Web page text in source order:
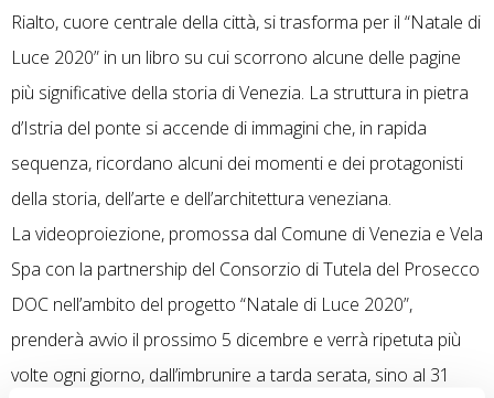
Rialto, cuore centrale della città, si trasforma per il “Natale di
Luce 2020” in un libro su cui scorrono alcune delle pagine
più significative della storia di Venezia. La struttura in pietra
d’Istria del ponte si accende di immagini che, in rapida
sequenza, ricordano alcuni dei momenti e dei protagonisti
della storia, dell’arte e dell’architettura veneziana.
La videoproiezione, promossa dal Comune di Venezia e Vela
Spa con la partnership del Consorzio di Tutela del Prosecco
DOC nell’ambito del progetto “Natale di Luce 2020”,
prenderà avvio il prossimo 5 dicembre e verrà ripetuta più
volte ogni giorno, dall’imbrunire a tarda serata, sino al 31